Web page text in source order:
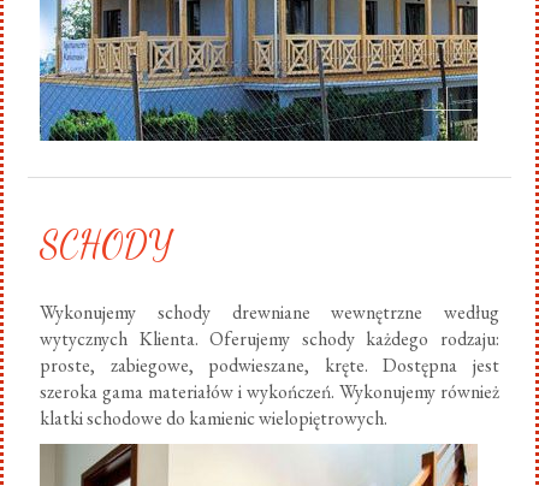
SCHODY
Wykonujemy schody drewniane wewnętrzne według
wytycznych Klienta. Oferujemy schody każdego rodzaju:
proste, zabiegowe, podwieszane, kręte. Dostępna jest
szeroka gama materiałów i wykończeń. Wykonujemy również
klatki schodowe do kamienic wielopiętrowych.